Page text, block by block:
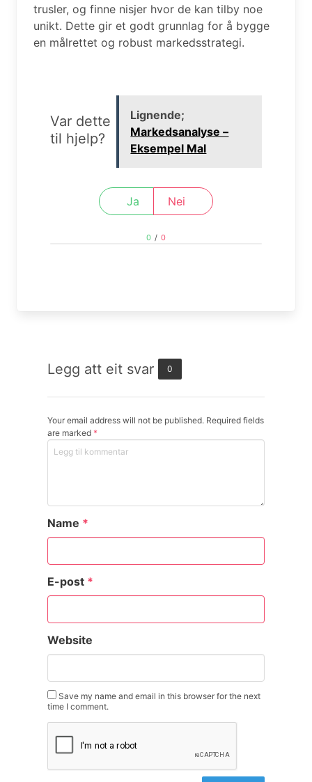
trusler, og finne nisjer hvor de kan tilby noe
unikt. Dette gir et godt grunnlag for å bygge
en målrettet og robust markedsstrategi.
Var dette
til hjelp?
Lignende;
Markedsanalyse –
Eksempel Mal
Ja Nei
0 / 0
Legg att eit svar 0
Your email address will not be published. Required fields
are marked *
Name *
E-post *
Website
Save my name and email in this browser for the next
time I comment.